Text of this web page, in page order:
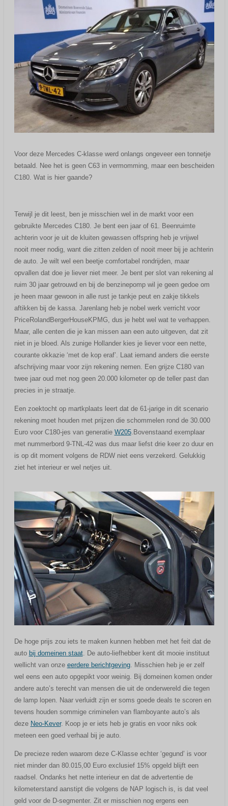
Voor deze Mercedes C-klasse werd onlangs ongeveer een tonnetje
betaald. Nee het is geen C63 in vermomming, maar een bescheiden
C180. Wat is hier gaande?
Terwijl je dit leest, ben je misschien wel in de markt voor een
gebruikte Mercedes C180. Je bent een jaar of 61. Beenruimte
achterin voor je uit de kluiten gewassen offspring heb je vrijwel
nooit meer nodig, want die zitten zelden of nooit meer bij je achterin
de auto. Je wilt wel een beetje comfortabel rondrijden, maar
opvallen dat doe je liever niet meer. Je bent per slot van rekening al
ruim 30 jaar getrouwd en bij de benzinepomp wil je geen gedoe om
je heen maar gewoon in alle rust je tankje peut en zakje tikkels
aftikken bij de kassa. Jarenlang heb je nobel werk verricht voor
PriceRolandBergerHouseKPMG, dus je hebt wel wat te verhappen.
Maar, alle centen die je kan missen aan een auto uitgeven, dat zit
niet in je bloed. Als zunige Hollander kies je liever voor een nette,
courante okkazie ‘met de kop eraf’. Laat iemand anders die eerste
afschrijving maar voor zijn rekening nemen. Een grijze C180 van
twee jaar oud met nog geen 20.000 kilometer op de teller past dan
precies in je straatje.
Een zoektocht op martkplaats leert dat de 61-jarige in dit scenario
rekening moet houden met prijzen die schommelen rond de 30.000
Euro voor C180-jes van generatie W205.Bovenstaand exemplaar
met nummerbord 9-TNL-42 was dus maar liefst drie keer zo duur en
is op dit moment volgens de RDW niet eens verzekerd. Gelukkig
ziet het interieur er wel netjes uit.
De hoge prijs zou iets te maken kunnen hebben met het feit dat de
auto bij domeinen staat. De auto-liefhebber kent dit mooie instituut
wellicht van onze eerdere berichtgeving. Misschien heb je er zelf
wel eens een auto opgepikt voor weinig. Bij domeinen komen onder
andere auto’s terecht van mensen die uit de onderwereld die tegen
de lamp lopen. Naar verluidt zijn er soms goede deals te scoren en
tevens houden sommige criminelen van flamboyante auto’s als
deze Neo-Kever. Koop je er iets heb je gratis en voor niks ook
meteen een goed verhaal bij je auto.
De precieze reden waarom deze C-Klasse echter ‘gegund’ is voor
niet minder dan 80.015,00 Euro exclusief 15% opgeld blijft een
raadsel. Ondanks het nette interieur en dat de advertentie de
kilometerstand aanstipt die volgens de NAP logisch is, is dat veel
geld voor de D-segmenter. Zit er misschien nog ergens een